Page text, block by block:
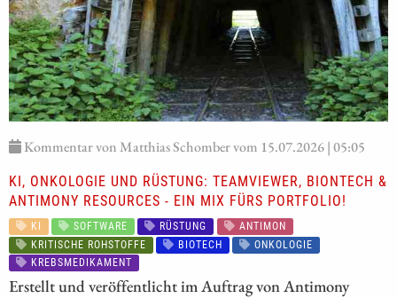
Kommentar von Matthias Schomber vom 15.07.2026 | 05:05
KI, ONKOLOGIE UND RÜSTUNG: TEAMVIEWER, BIONTECH &
ANTIMONY RESOURCES - EIN MIX FÜRS PORTFOLIO!
KI SOFTWARE RÜSTUNG
ANTIMON
KRITISCHE ROHSTOFFE
BIOTECH
ONKOLOGIE
KREBSMEDIKAMENT
Erstellt und veröffentlicht im Auftrag von Antimony